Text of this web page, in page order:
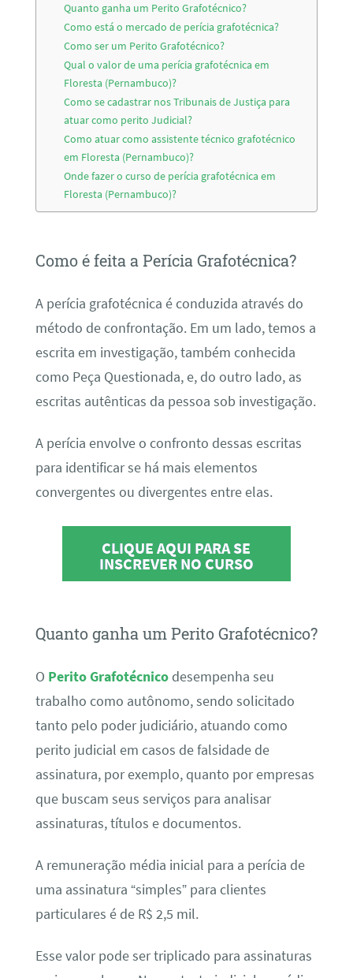
Quanto ganha um Perito Grafotécnico?
Como está o mercado de perícia grafotécnica?
Como ser um Perito Grafotécnico?
Qual o valor de uma perícia grafotécnica em
Floresta (Pernambuco)?
Como se cadastrar nos Tribunais de Justiça para
atuar como perito Judicial?
Como atuar como assistente técnico grafotécnico
em Floresta (Pernambuco)?
Onde fazer o curso de perícia grafotécnica em
Floresta (Pernambuco)?
Como é feita a Perícia Grafotécnica?
A perícia grafotécnica é conduzida através do
método de confrontação. Em um lado, temos a
escrita em investigação, também conhecida
como Peça Questionada, e, do outro lado, as
escritas autênticas da pessoa sob investigação.
A perícia envolve o confronto dessas escritas
para identificar se há mais elementos
convergentes ou divergentes entre elas.
CLIQUE AQUI PARA SE
INSCREVER NO CURSO
Quanto ganha um Perito Grafotécnico?
O Perito Grafotécnicodesempenha seu
trabalho como autônomo, sendo solicitado
tanto pelo poder judiciário, atuando como
perito judicial em casos de falsidade de
assinatura, por exemplo, quanto por empresas
que buscam seus serviços para analisar
assinaturas, títulos e documentos.
A remuneração média inicial para a perícia de
uma assinatura “simples” para clientes
particulares é de R$ 2,5 mil.
Esse valor pode ser triplicado para assinaturas